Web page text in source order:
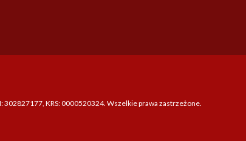
302827177, KRS: 0000520324. Wszelkie prawa zastrzeżone.